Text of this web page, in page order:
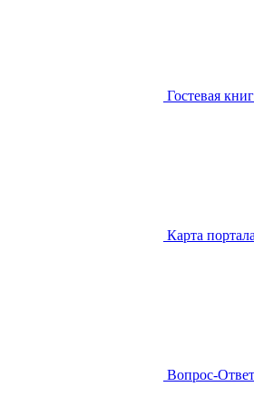
Гостевая
Карта
Вопрос-Ответ